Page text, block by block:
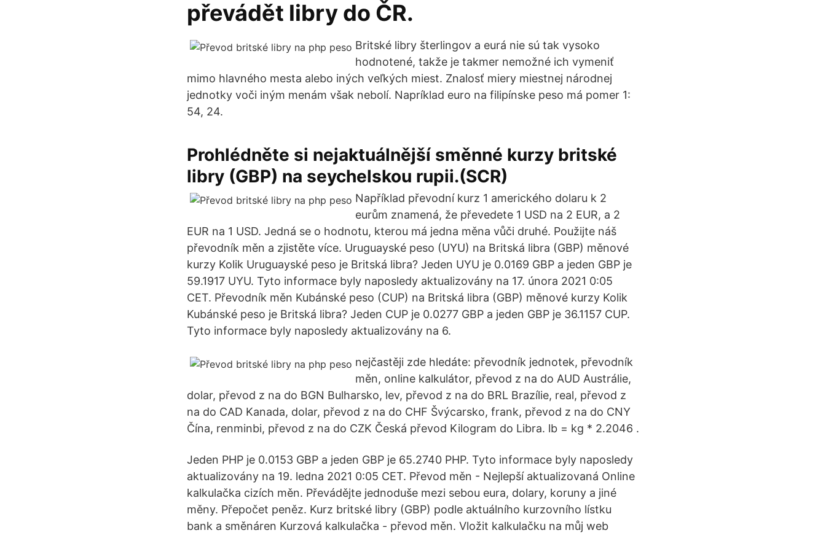
převádět libry do ČR.
Britské libry šterlingov a eurá nie sú tak vysoko
hodnotené, takže je takmer nemožné ich vymeniť
mimo hlavného mesta alebo iných veľkých miest. Znalosť miery miestnej národnej
jednotky voči iným menám však nebolí. Napríklad euro na filipínske peso má pomer 1:
54, 24.
Prohlédněte si nejaktuálnější směnné kurzy britské
libry (GBP) na seychelskou rupii.(SCR)
Například převodní kurz 1 amerického dolaru k 2
eurům znamená, že převedete 1 USD na 2 EUR, a 2
EUR na 1 USD. Jedná se o hodnotu, kterou má jedna měna vůči druhé. Použijte náš
převodník měn a zjistěte více. Uruguayské peso (UYU) na Britská libra (GBP) měnové
kurzy Kolik Uruguayské peso je Britská libra? Jeden UYU je 0.0169 GBP a jeden GBP je
59.1917 UYU. Tyto informace byly naposledy aktualizovány na 17. února 2021 0:05
CET. Převodník měn Kubánské peso (CUP) na Britská libra (GBP) měnové kurzy Kolik
Kubánské peso je Britská libra? Jeden CUP je 0.0277 GBP a jeden GBP je 36.1157 CUP.
Tyto informace byly naposledy aktualizovány na 6.
nejčastěji zde hledáte: převodník jednotek, převodník
měn, online kalkulátor, převod z na do AUD Austrálie,
dolar, převod z na do BGN Bulharsko, lev, převod z na do BRL Brazílie, real, převod z
na do CAD Kanada, dolar, převod z na do CHF Švýcarsko, frank, převod z na do CNY
Čína, renminbi, převod z na do CZK Česká převod Kilogram do Libra. lb = kg * 2.2046 .
Jeden PHP je 0.0153 GBP a jeden GBP je 65.2740 PHP. Tyto informace byly naposledy
aktualizovány na 19. ledna 2021 0:05 CET. Převod měn - Nejlepší aktualizovaná Online
kalkulačka cizích měn. Převádějte jednoduše mezi sebou eura, dolary, koruny a jiné
měny. Přepočet peněz. Kurz britské libry (GBP) podle aktuálního kurzovního lístku
bank a směnáren Kurzová kalkulačka - převod měn. Vložit kalkulačku na můj web